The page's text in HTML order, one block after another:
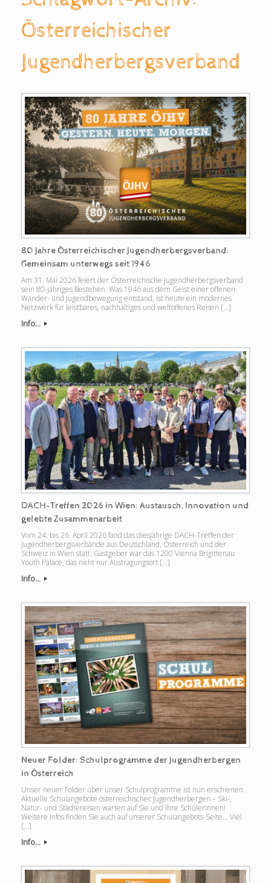
Österreichischer
Jugendherbergsverband
80 Jahre Österreichischer Jugendherbergsverband:
Gemeinsam unterwegs seit 1946
Am 31. Mai 2026 feiert der Österreichische Jugendherbergsverband
sein 80-jähriges Bestehen. Was 1946 aus dem Geist einer offenen
Wander- und Jugendbewegung entstand, ist heute ein modernes
Netzwerk für leistbares, nachhaltiges und weltoffenes Reisen […]
Info...
DACH-Treffen 2026 in Wien: Austausch, Innovation und
gelebte Zusammenarbeit
Vom 24. bis 26. April 2026 fand das diesjährige DACH-Treffen der
Jugendherbergsverbände aus Deutschland, Österreich und der
Schweiz in Wien statt. Gastgeber war das 1200 Vienna Brigittenau
Youth Palace, das nicht nur Austragungsort […]
Info...
Neuer Folder: Schulprogramme der Jugendherbergen
in Österreich
Unser neuer Folder über unser Schulprogramme ist nun erschienen.
Aktuelle Schulangebote österreichischer Jugendherbergen – Ski-,
Natur- und Städtereisen warten auf Sie und Ihre SchülerInnen!
Weitere Infos finden Sie auch auf unserer Schulangebots-Seite… Viel
[…]
Info...